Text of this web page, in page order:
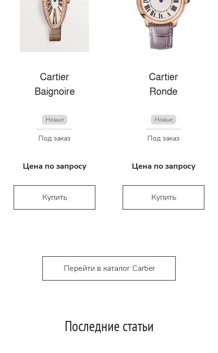
Cartier
Baignoire
Новые
Под заказ
Цена по запросу
Купить
Cartier
Ronde
Новые
Под заказ
Цена по запросу
Купить
Перейти в каталог Cartier
Последние статьи